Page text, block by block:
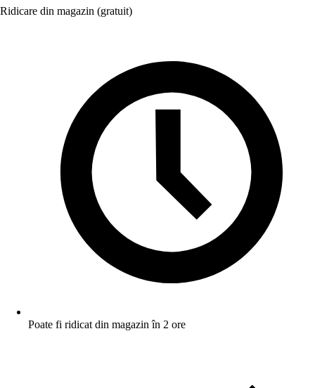
Ridicare din magazin (gratuit)
Poate fi ridicat din magazin în 2 ore